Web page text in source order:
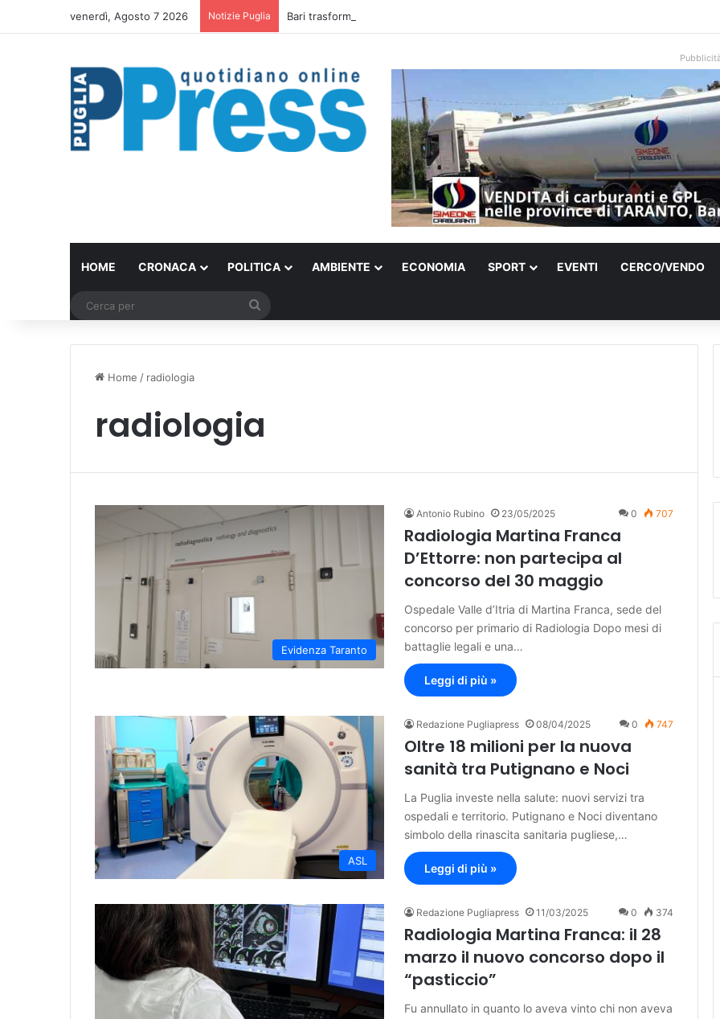
venerdì, Agosto 7 2026 Notizie Puglia Bari trasforma una villa confiscata alla mafia in un micro nido: nasce anche il cimitero
HOME CRONACA POLITICA AMBIENTE ECONOMIA SPORT EVENTI CERCO/VENDO
Home / radiologia
radiologia
Evidenza Taranto
Antonio Rubino 23/05/2025 0 707
Radiologia Martina Franca
D’Ettorre: non partecipa al
concorso del 30 maggio
Ospedale Valle d’Itria di Martina Franca, sede del
concorso per primario di Radiologia Dopo mesi di
battaglie legali e una…
Leggi di più »
ASL
Redazione Pugliapress 08/04/2025 0 747
Oltre 18 milioni per la nuova
sanità tra Putignano e Noci
La Puglia investe nella salute: nuovi servizi tra
ospedali e territorio. Putignano e Noci diventano
simbolo della rinascita sanitaria pugliese,…
Leggi di più »
Redazione Pugliapress 11/03/2025 0 374
Radiologia Martina Franca: il 28
marzo il nuovo concorso dopo il
“pasticcio”
Fu annullato in quanto lo aveva vinto chi non aveva